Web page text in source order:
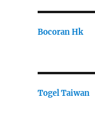
Bocoran Hk
Togel Taiwan